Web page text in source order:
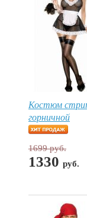
Костюм
горничной
1699 руб.
1330 руб.